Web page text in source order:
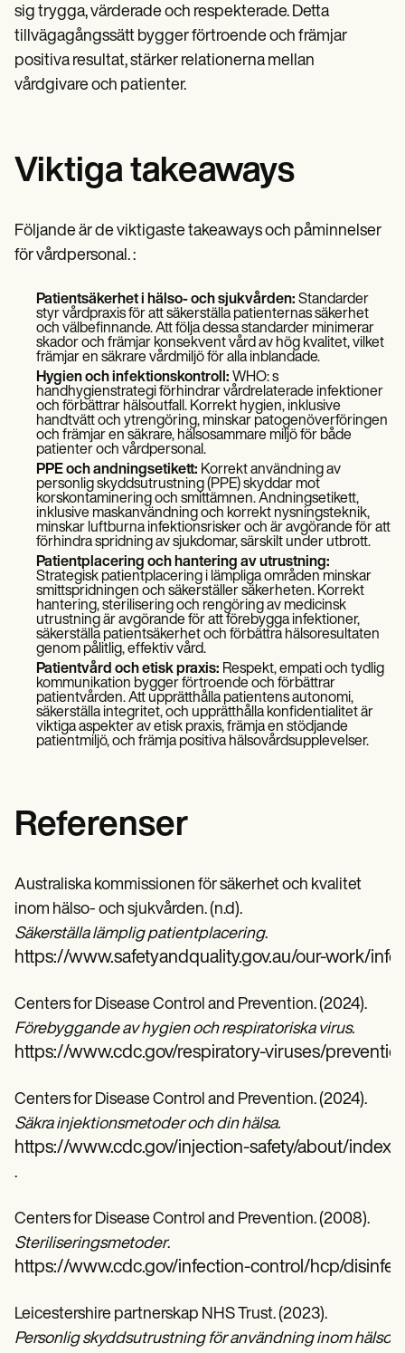
sig trygga, värderade och respekterade. Detta
tillvägagångssätt bygger förtroende och främjar
positiva resultat, stärker relationerna mellan
vårdgivare och patienter.
Viktiga takeaways
Följande är de viktigaste takeaways och påminnelser
för vårdpersonal. :
Patientsäkerhet i hälso- och sjukvården: Standarder
styr vårdpraxis för att säkerställa patienternas säkerhet
och välbefinnande. Att följa dessa standarder minimerar
skador och främjar konsekvent vård av hög kvalitet, vilket
främjar en säkrare vårdmiljö för alla inblandade.
Hygien och infektionskontroll: WHO: s
handhygienstrategi förhindrar vårdrelaterade infektioner
och förbättrar hälsoutfall. Korrekt hygien, inklusive
handtvätt och ytrengöring, minskar patogenöverföringen
och främjar en säkrare, hälsosammare miljö för både
patienter och vårdpersonal.
PPE och andningsetikett: Korrekt användning av
personlig skyddsutrustning (PPE) skyddar mot
korskontaminering och smittämnen. Andningsetikett,
inklusive maskanvändning och korrekt nysningsteknik,
minskar luftburna infektionsrisker och är avgörande för att
förhindra spridning av sjukdomar, särskilt under utbrott.
Patientplacering och hantering av utrustning:
Strategisk patientplacering i lämpliga områden minskar
smittspridningen och säkerställer säkerheten. Korrekt
hantering, sterilisering och rengöring av medicinsk
utrustning är avgörande för att förebygga infektioner,
säkerställa patientsäkerhet och förbättra hälsoresultaten
genom pålitlig, effektiv vård.
Patientvård och etisk praxis: Respekt, empati och tydlig
kommunikation bygger förtroende och förbättrar
patientvården. Att upprätthålla patientens autonomi,
säkerställa integritet, och upprätthålla konfidentialitet är
viktiga aspekter av etisk praxis, främja en stödjande
patientmiljö, och främja positiva hälsovårdsupplevelser.
Referenser
Australiska kommissionen för säkerhet och kvalitet
inom hälso- och sjukvården. (n.d).
Säkerställa lämplig patientplacering.
https://www.safetyandquality.gov.au/our-work/
Centers for Disease Control and Prevention. (2024).
Förebyggande av hygien och respiratoriska virus.
https://www.cdc.gov/respiratory-viruses/
Centers for Disease Control and Prevention. (2024).
Säkra injektionsmetoder och din hälsa.
https://www.cdc.gov/injection-safety/about/
.
Centers for Disease Control and Prevention. (2008).
Steriliseringsmetoder.
https://www.cdc.gov/infection-control/hcp/
Leicestershire partnerskap NHS Trust. (2023).
Personlig skyddsutrustning för användning inom hälso-